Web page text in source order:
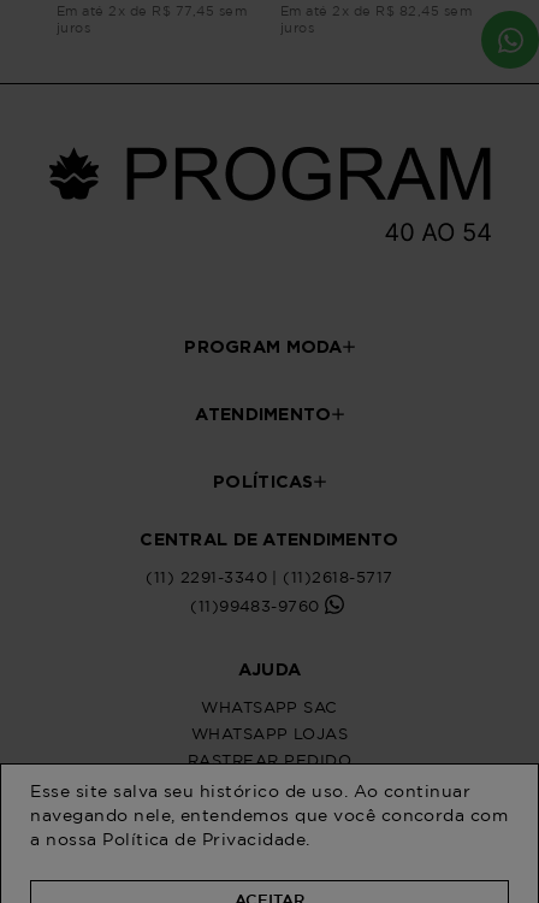
Em até 2x de R$ 77,45 sem
juros
Em até 2x de R$ 82,45 sem
juros
Esse site salva seu histórico de uso. Ao continuar
navegando nele, entendemos que você concorda com
a nossa Política de Privacidade
ACEITAR